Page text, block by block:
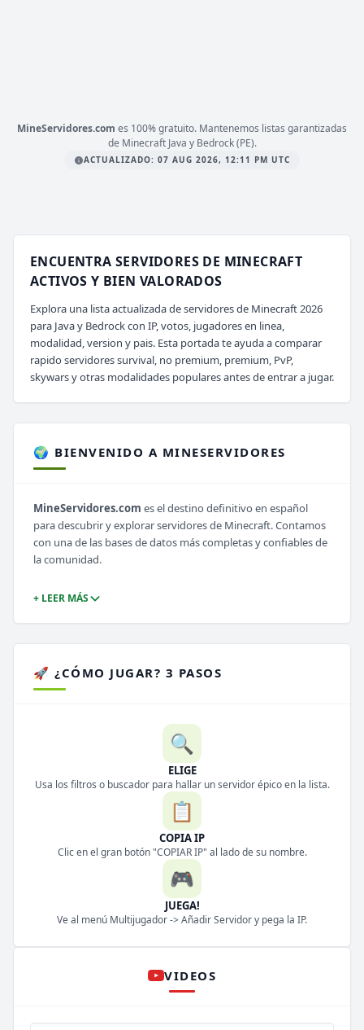
MineServidores.com es 100% gratuito. Mantenemos listas garantizadas
de Minecraft Java y Bedrock (PE).
ACTUALIZADO: 07 AUG 2026, 12:11 PM UTC
ENCUENTRA SERVIDORES DE MINECRAFT
ACTIVOS Y BIEN VALORADOS
Explora una lista actualizada de servidores de Minecraft 2026
para Java y Bedrock con IP, votos, jugadores en linea,
modalidad, version y pais. Esta portada te ayuda a comparar
rapido servidores survival, no premium, premium, PvP,
skywars y otras modalidades populares antes de entrar a jugar.
🌍 BIENVENIDO A MINESERVIDORES
MineServidores.com es el destino definitivo en español
para descubrir y explorar servidores de Minecraft. Contamos
con una de las bases de datos más completas y confiables de
la comunidad.
+ LEER MÁS
🚀 ¿CÓMO JUGAR? 3 PASOS
🔍
ELIGE
Usa los filtros o buscador para hallar un servidor épico en la lista.
📋
COPIA IP
Clic en el gran botón "COPIAR IP" al lado de su nombre.
🎮
JUEGA!
Ve al menú Multijugador -> Añadir Servidor y pega la IP.
VIDEOS